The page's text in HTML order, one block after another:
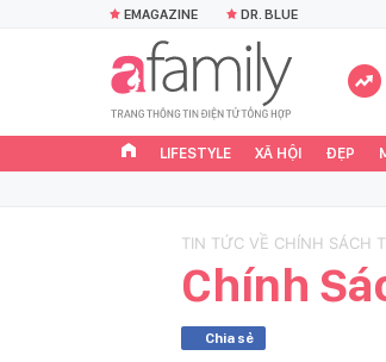
EMAGAZINE DR. BLUE
LIFESTYLE XÃ HỘI ĐẸP
TIN TỨC VỀ CHÍNH SÁCH
Chính
Chia sẻ